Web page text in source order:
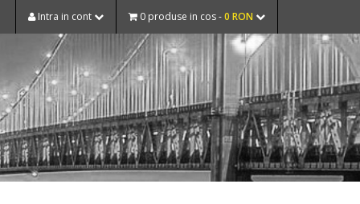
Intra in cont 0 produse in cos -0 RON